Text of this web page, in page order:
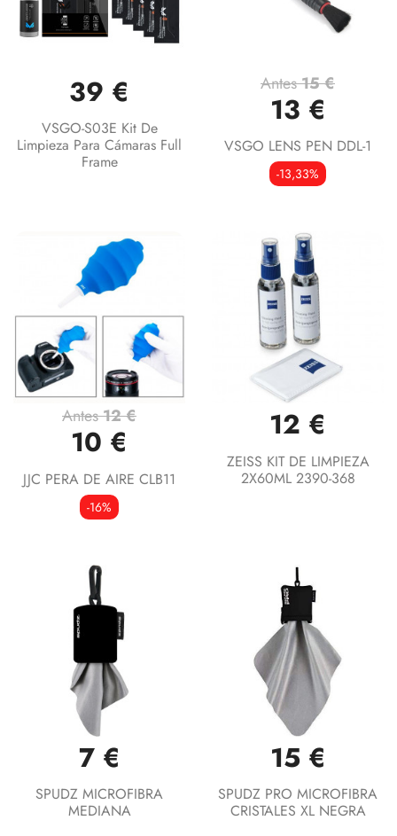
39 €
VSGO-S03E Kit De
Limpieza Para Cámaras Full
Frame
Antes15 €
13 €
VSGO LENS PEN DDL-1
-13,33%
Antes12 €
10 €
JJC PERA DE AIRE CLB11
-16%
12 €
ZEISS KIT DE LIMPIEZA
2X60ML 2390-368
7 €
SPUDZ MICROFIBRA
MEDIANA
15 €
SPUDZ PRO MICROFIBRA
CRISTALES XL NEGRA